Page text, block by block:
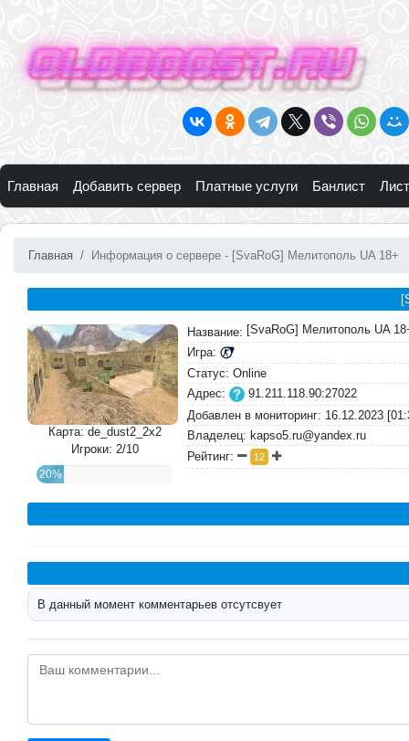
Главная Добавить сервер Платные услуги Банлист
Главная Информация о сервере - [SvaRoG] Мелитополь UA 18+
Карта: de_dust2_2x2
Игроки: 2/10
20%
Название: [SvaRoG] Мелитополь UA
Игра:
Статус: Online
Адрес:
91.211.118.90:27022
Добавлен в мониторинг: 16.12.2023
Владелец: kapso5.ru@yandex.ru
Рейтинг:
12
В данный момент комментарьев отсутсвует